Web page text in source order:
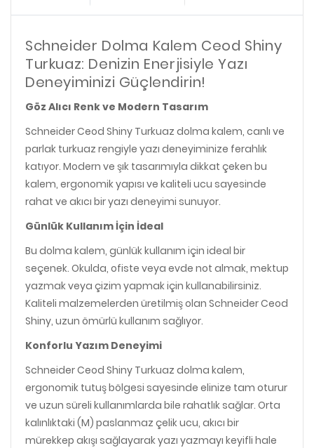
Schneider Dolma Kalem Ceod Shiny
Turkuaz: Denizin Enerjisiyle Yazı
Deneyiminizi Güçlendirin!
Göz Alıcı Renk ve Modern Tasarım
Schneider Ceod Shiny Turkuaz dolma kalem, canlı ve
parlak turkuaz rengiyle yazı deneyiminize ferahlık
katıyor. Modern ve şık tasarımıyla dikkat çeken bu
kalem, ergonomik yapısı ve kaliteli ucu sayesinde
rahat ve akıcı bir yazı deneyimi sunuyor.
Günlük Kullanım İçin İdeal
Bu dolma kalem, günlük kullanım için ideal bir
seçenek. Okulda, ofiste veya evde not almak, mektup
yazmak veya çizim yapmak için kullanabilirsiniz.
Kaliteli malzemelerden üretilmiş olan Schneider Ceod
Shiny, uzun ömürlü kullanım sağlıyor.
Konforlu Yazım Deneyimi
Schneider Ceod Shiny Turkuaz dolma kalem,
ergonomik tutuş bölgesi sayesinde elinize tam oturur
ve uzun süreli kullanımlarda bile rahatlık sağlar. Orta
kalınlıktaki (M) paslanmaz çelik ucu, akıcı bir
mürekkep akışı sağlayarak yazı yazmayı keyifli hale